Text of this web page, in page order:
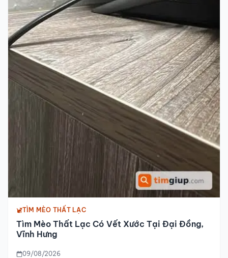
TÌM MÈO THẤT LẠC
Tìm Mèo Thất Lạc Có Vết Xước Tại Đại Đồng,
Vĩnh Hưng
09/08/2026